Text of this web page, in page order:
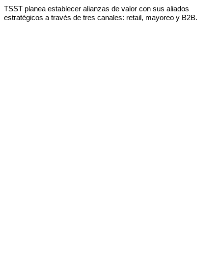
TSST planea establecer alianzas de valor con sus aliados
estratégicos a través de tres canales: retail, mayoreo y B2B.